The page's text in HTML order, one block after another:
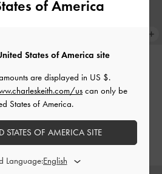
GERADE IM TREND
Arya Umhängetasche mit
geflochtenem Riemen und zwei
€89.00
of America
States of America site
are displayed in US $.
us can only be
States of America.
STATES OF AMERICA SITE
Language: